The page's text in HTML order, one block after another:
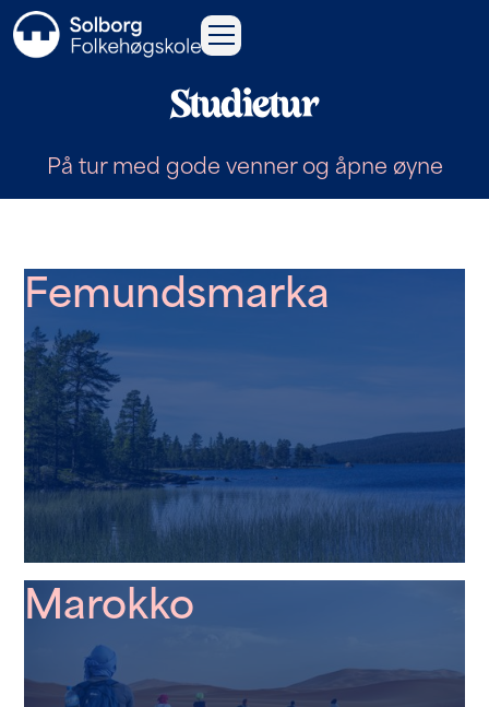
Studietur
På tur med gode venner og åpne øyne
Femundsmarka
Marokko